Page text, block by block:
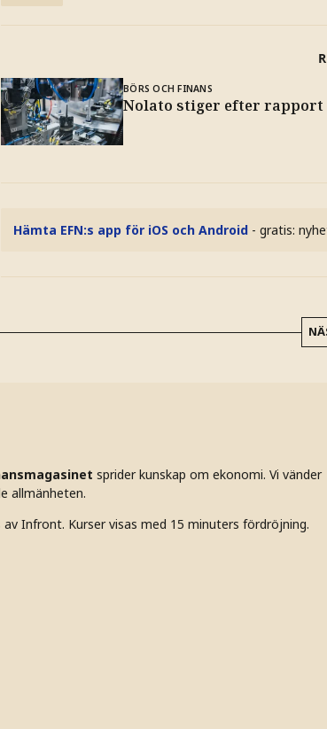
BÖRS OCH FINANS
Nolato stiger efter rapport
Hämta EFN:s app för iOS och Android - gratis:
sprider kunskap om ekonomi. Vi vänder
allmänheten.
Infront. Kurser visas med 15 minuters fördröjning.